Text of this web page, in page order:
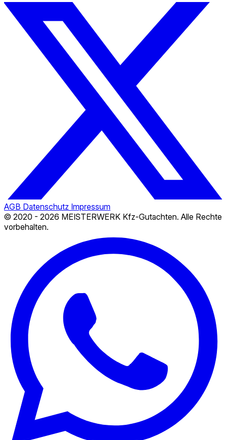
AGB Datenschutz Impressum
© 2020 - 2026 MEISTERWERK Kfz-Gutachten. Alle Rechte
vorbehalten.